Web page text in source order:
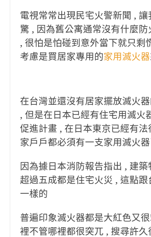
電視常常出現民宅火警新聞 , 讓
驚 , 因為舊公寓通常沒有什麼防
, 很怕是怕碰到意外當下就只剩
考慮是買居家專用的家用滅火器
在台灣並還沒有居家擺放滅火
, 但是在日本已經有住宅用滅火
促進計畫 , 在日本東京已經有法
家戶戶都必須有一支家用滅火器
因為據日本消防報告指出 , 建築
超過五成都是住宅火災 , 這點跟
一樣的
普遍印象滅火器都是大紅色又
裡不管哪裡都很突兀 , 搜尋許久